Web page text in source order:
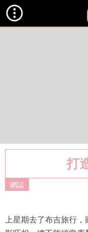
打
網誌
影吓相，總不能經常